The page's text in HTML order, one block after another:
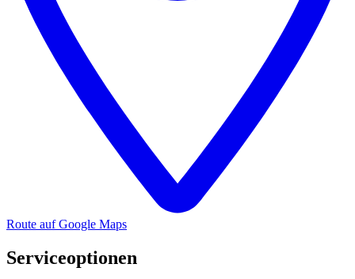
Route auf Google Maps
Serviceoptionen